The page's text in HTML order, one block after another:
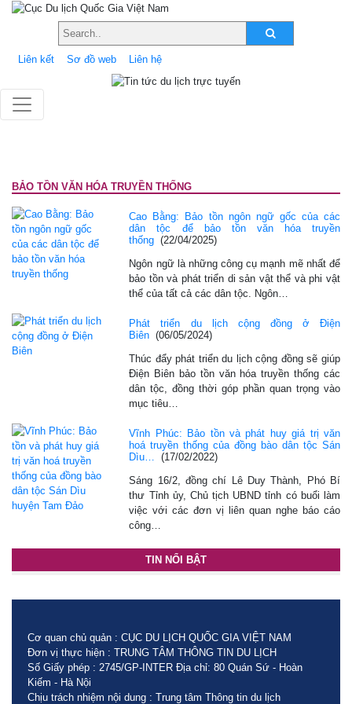
Liên kết Sơ đồ web Liên hệ
BẢO TỒN VĂN HÓA TRUYỀN THỐNG
Cao Bằng: Bảo tồn ngôn ngữ gốc của các
dân tộc để bảo tồn văn hóa truyền
thống (22/04/2025)
Ngôn ngữ là những công cụ mạnh mẽ nhất để
bảo tồn và phát triển di sản vật thể và phi vật
thể của tất cả các dân tộc. Ngôn…
Phát triển du lịch cộng đồng ở Điện
Biên (06/05/2024)
Thúc đẩy phát triển du lịch cộng đồng sẽ giúp
Điện Biên bảo tồn văn hóa truyền thống các
dân tộc, đồng thời góp phần quan trọng vào
mục tiêu…
Vĩnh Phúc: Bảo tồn và phát huy giá trị văn
hoá truyền thống của đồng bào dân tộc Sán
Dìu…
(17/02/2022)
Sáng 16/2, đồng chí Lê Duy Thành, Phó Bí
thư Tỉnh ủy, Chủ tịch UBND tỉnh có buổi làm
việc với các đơn vị liên quan nghe báo cáo
công…
TIN NỔI BẬT
Cơ quan chủ quản : CỤC DU LỊCH QUỐC GIA VIỆT NAM
Đơn vị thực hiện : TRUNG TÂM THÔNG TIN DU LỊCH
Số Giấy phép : 2745/GP-INTER Địa chỉ: 80 Quán Sứ - Hoàn
Kiếm - Hà Nội
Chịu trách nhiệm nội dung : Trung tâm Thông tin du lịch